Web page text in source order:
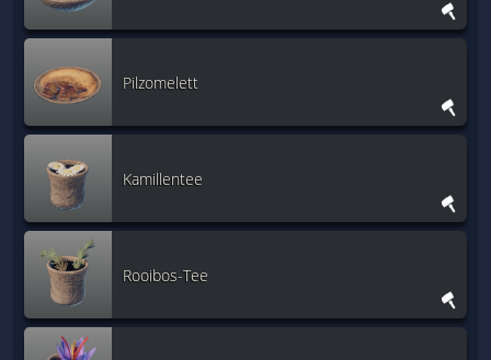
Pilzomelett
Kamillentee
Rooibos-Tee